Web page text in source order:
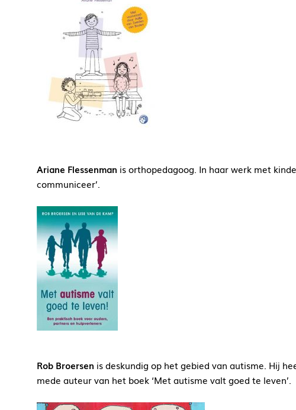
Ariane Flessenman is orthopedagoog. In haar werk met
communiceer’.
Rob Broersen is deskundig op het gebied van autisme. Hij
mede auteur van het boek ‘Met autisme valt goed te leven’.